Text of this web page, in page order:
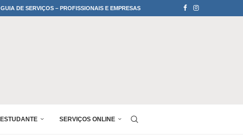
GUIA DE SERVIÇOS – PROFISSIONAIS E EMPRESAS
ESTUDANTE SERVIÇOS ONLINE